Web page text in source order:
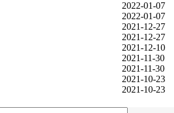
2022-01-07
2022-01-07
2021-12-27
2021-12-27
2021-12-10
2021-11-30
2021-11-30
2021-10-23
2021-10-23